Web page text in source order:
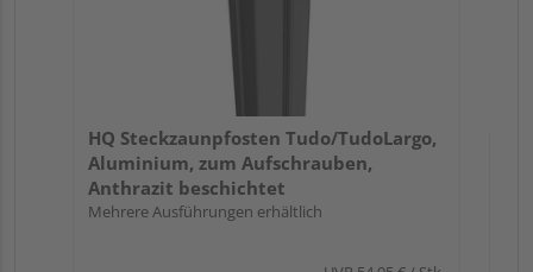
HQ Steckzaunpfosten Tudo/TudoLargo,
Aluminium, zum Aufschrauben,
Anthrazit beschichtet
Mehrere Ausführungen erhältlich